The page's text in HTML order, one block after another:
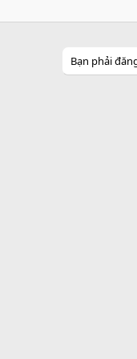
Bạn phải